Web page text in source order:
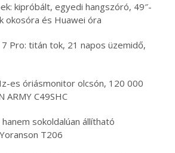
kipróbált, egyedi hangszóró, 49″-
okosóra és Huawei óra
Pro: titán tok, 21 napos üzemidő,
es óriásmonitor olcsón, 120 000
C49SHC
sokoldalúan állítható
T206